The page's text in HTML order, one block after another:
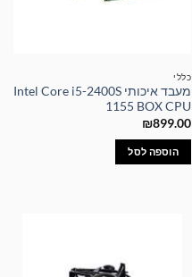
כללי
מעבד איכותי Intel Core i5-2400S
1155 BOX CPU
₪899.00
הוספה לסל